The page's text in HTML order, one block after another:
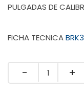
PULGADAS DE
FICHA TECNICA
Quantity